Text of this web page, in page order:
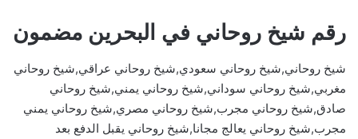
رقم شيخ روحاني في البحرين مضمون
شيخ روحاني,شيخ روحاني سعودي,شيخ روحاني عراقي,شيخ روحاني
مغربي,شيخ روحاني سوداني,شيخ روحاني يمني,شيخ روحاني
صادق,شيخ روحاني مجرب,شيخ روحاني مصري,شيخ روحاني يمني
مجرب,شيخ روحاني يعالج مجانا,شيخ روحاني يقبل الدفع بعد